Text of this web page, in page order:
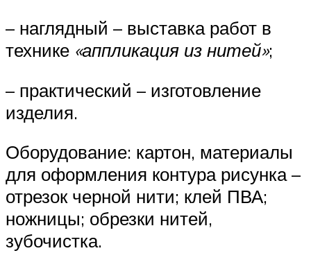
– наглядный – выставка работ в
технике «аппликация из нитей»;
– практический – изготовление
изделия.
Оборудование: картон, материалы
для оформления контура рисунка –
отрезок черной нити; клей ПВА;
ножницы; обрезки нитей,
зубочистка.